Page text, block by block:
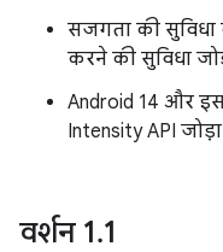
सजगता की
करने की सुविधा
Android 14 और
Intensity API
वर्शन 1.1